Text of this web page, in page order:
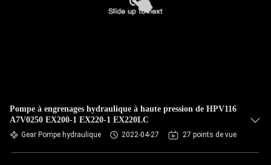
Pompe à engrenages hydraulique à haute pression de HPV116
A7V0250 EX200-1 EX220-1 EX220LC
Gear Pompe hydraulique 2022-04-27 27 points de vue